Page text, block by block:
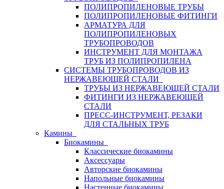
ПОЛИПРОПИЛЕНОВЫЕ ТРУБЫ
ПОЛИПРОПИЛЕНОВЫЕ ФИТИНГИ
АРМАТУРА ДЛЯ
ПОЛИПРОПИЛЕНОВЫХ
ТРУБОПРОВОДОВ
ИНСТРУМЕНТ ДЛЯ МОНТАЖА
ТРУБ ИЗ ПОЛИПРОПИЛЕНА
СИСТЕМЫ ТРУБОПРОВОДОВ ИЗ
НЕРЖАВЕЮЩЕЙ СТАЛИ
ТРУБЫ ИЗ НЕРЖАВЕЮЩЕЙ СТАЛИ
ФИТИНГИ ИЗ НЕРЖАВЕЮЩЕЙ
СТАЛИ
ПРЕСС-ИНСТРУМЕНТ, РЕЗАКИ
ДЛЯ СТАЛЬНЫХ ТРУБ
Камины
Биокамины
Классические биокамины
Аксессуары
Авторские биокамины
Напольные биокамины
Настенные биокамины